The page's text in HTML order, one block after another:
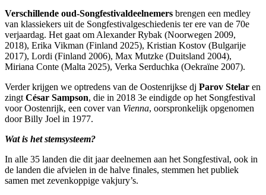
Verschillende oud-Songfestivaldeelnemers brengen een medley
van klassiekers uit de Songfestivalgeschiedenis ter ere van de 70e
verjaardag. Het gaat om Alexander Rybak (Noorwegen 2009,
2018), Erika Vikman (Finland 2025), Kristian Kostov (Bulgarije
2017), Lordi (Finland 2006), Max Mutzke (Duitsland 2004),
Miriana Conte (Malta 2025), Verka Serduchka (Oekraïne 2007).
Verder krijgen we optredens van de Oostenrijkse dj Parov Stelar en
zingt César Sampson, die in 2018 3e eindigde op het Songfestival
voor Oostenrijk, een cover van Vienna, oorspronkelijk opgenomen
door Billy Joel in 1977.
Wat is het stemsysteem?
In alle 35 landen die dit jaar deelnemen aan het Songfestival, ook in
de landen die afvielen in de halve finales, stemmen het publiek
samen met zevenkoppige vakjury’s.